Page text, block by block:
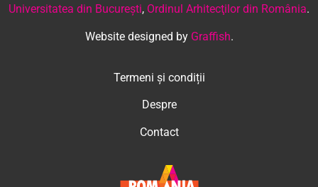
Universitatea din București, Ordinul Arhitecţilor din România.
Website designed by Graffish.
Termeni și condiții
Despre
Contact